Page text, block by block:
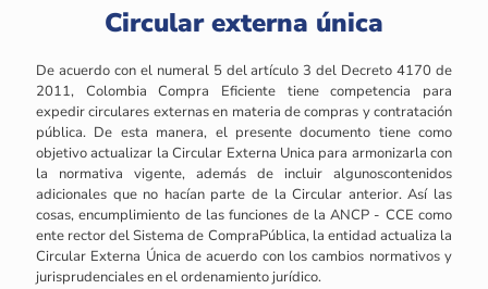
Circular externa única
De acuerdo con el numeral 5 del artículo 3 del Decreto 4170 de
2011, Colombia Compra Eficiente tiene competencia para
expedir circulares externas en materia de compras y contratación
pública. De esta manera, el presente documento tiene como
objetivo actualizar la Circular Externa Unica para armonizarla con
la normativa vigente, además de incluir algunoscontenidos
adicionales que no hacían parte de la Circular anterior. Así las
cosas, encumplimiento de las funciones de la ANCP - CCE como
ente rector del Sistema de CompraPública, la entidad actualiza la
Circular Externa Única de acuerdo con los cambios normativos y
jurisprudenciales en el ordenamiento jurídico.